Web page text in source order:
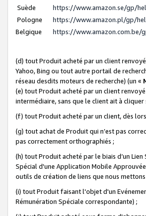
Suède
https://www.amazon.se/gp/
Pologne
https://www.amazon.pl/gp/
Belgique
https://www.amazon.com.be/
(d) tout Produit acheté par un client
Yahoo, Bing ou tout autre portail de
réseau desdits moteurs de recherche) (un «
(e) tout Produit acheté par un client
intermédiaire, sans que le client ait à
(f) tout Produit acheté par un client, dès
(g) tout achat de Produit qui n’est pas
pas correctement orthographiés ;
(h) tout Produit acheté par le biais d’un
Spécial d'une Application Mobile Approuvée
outils de création de liens que nous
(i) tout Produit faisant l'objet d'un
Rémunération Spéciale correspondante) ;